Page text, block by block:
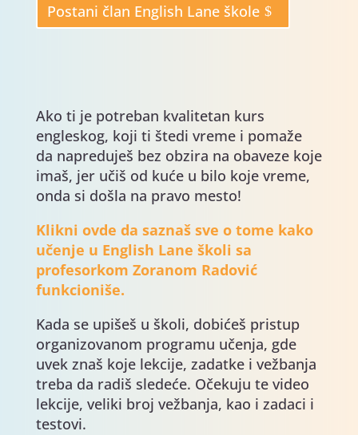
Postani član English Lane škole
Ako ti je potreban kvalitetan kurs
engleskog, koji ti štedi vreme i pomaže
da napreduješ bez obzira na obaveze koje
imaš, jer učiš od kuće u bilo koje vreme,
onda si došla na pravo mesto!
Klikni ovde da saznaš sve o tome kako
učenje u English Lane školi sa
profesorkom Zoranom Radović
funkcioniše.
Kada se upišeš u školi, dobićeš pristup
organizovanom programu učenja, gde
uvek znaš koje lekcije, zadatke i vežbanja
treba da radiš sledeće. Očekuju te video
lekcije, veliki broj vežbanja, kao i zadaci i
testovi.